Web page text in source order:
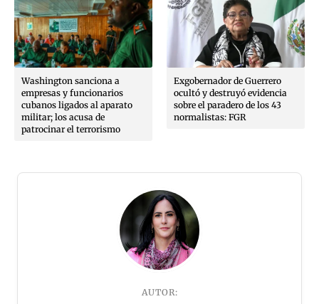
Washington sanciona a
empresas y funcionarios
cubanos ligados al aparato
militar; los acusa de
patrocinar el terrorismo
Exgobernador de Guerrero
ocultó y destruyó evidencia
sobre el paradero de los 43
normalistas: FGR
AUTOR: